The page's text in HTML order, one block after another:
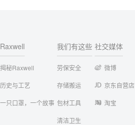
Raxwell
揭秘Raxwell
历史与工艺
一只口罩，一个故事
我们有这些
劳保安全
存储搬运
包材工具
清洁卫生
社交媒体
微博
京东自营店
淘宝